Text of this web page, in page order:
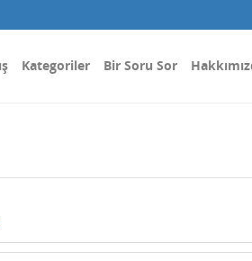
Kategoriler Bir Soru Sor